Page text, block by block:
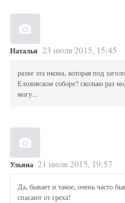
Наталья 23 июля 2015, 15:45
разве эта икона, которая под
Елоховском соборе? сколько раз
могу...
Ульяна 21 июля 2015, 19:57
Да, бывает и такое, очень часто
спасают от греха!